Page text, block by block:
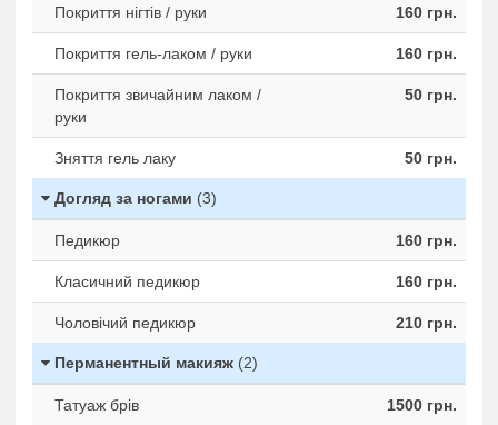
Покриття нігтів / руки 160 грн.
Покриття гель-лаком / руки 160 грн.
Покриття звичайним лаком /
руки
50 грн.
Зняття гель лаку 50 грн.
Догляд за ногами (3)
Педикюр 160 грн.
Класичний педикюр 160 грн.
Чоловічий педикюр 210 грн.
Перманентный макияж (2)
Татуаж брів 1500 грн.